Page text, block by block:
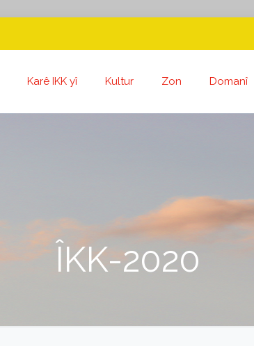
Karê IKK yî Kultur Zon Domanî
ÎKK-2020